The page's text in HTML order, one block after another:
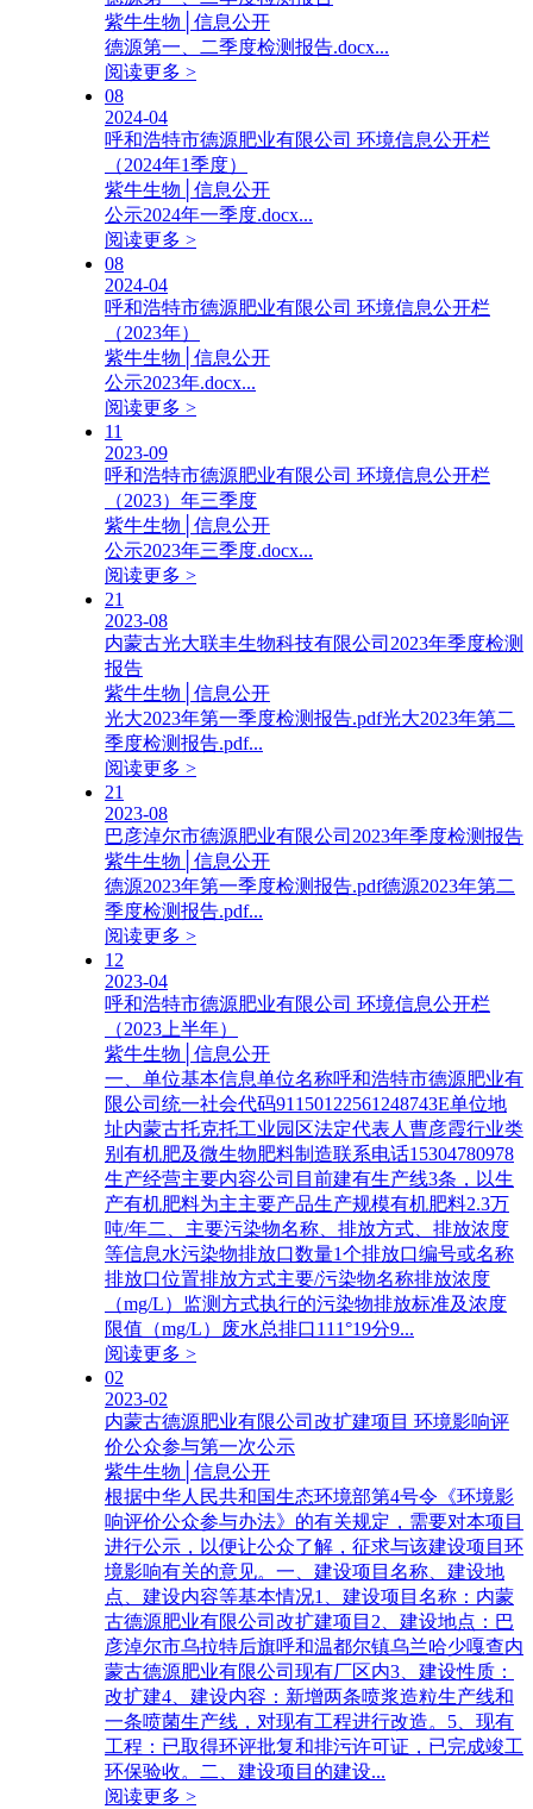
紫牛生物│信息公开
德源第一、二季度检测报告.docx...
阅读更多 >
08
2024-04
呼和浩特市德源肥业有限公司 环境信息公开栏
（2024年1季度）
紫牛生物│信息公开
公示2024年一季度.docx...
阅读更多 >
08
2024-04
呼和浩特市德源肥业有限公司 环境信息公开栏
（2023年）
紫牛生物│信息公开
公示2023年.docx...
阅读更多 >
11
2023-09
呼和浩特市德源肥业有限公司 环境信息公开栏
（2023）年三季度
紫牛生物│信息公开
公示2023年三季度.docx...
阅读更多 >
21
2023-08
内蒙古光大联丰生物科技有限公司2023年季度检测
报告
紫牛生物│信息公开
光大2023年第一季度检测报告.pdf光大2023年第二
季度检测报告.pdf...
阅读更多 >
21
2023-08
巴彦淖尔市德源肥业有限公司2023年季度检测报告
紫牛生物│信息公开
德源2023年第一季度检测报告.pdf德源2023年第二
季度检测报告.pdf...
阅读更多 >
12
2023-04
呼和浩特市德源肥业有限公司 环境信息公开栏
（2023上半年）
紫牛生物│信息公开
一、单位基本信息单位名称呼和浩特市德源肥业有
限公司统一社会代码91150122561248743E单位地
址内蒙古托克托工业园区法定代表人曹彦霞行业类
别有机肥及微生物肥料制造联系电话15304780978
生产经营主要内容公司目前建有生产线3条，以生
产有机肥料为主主要产品生产规模有机肥料2.3万
吨/年二、主要污染物名称、排放方式、排放浓度
等信息水污染物排放口数量1个排放口编号或名称
排放口位置排放方式主要/污染物名称排放浓度
（mg/L）监测方式执行的污染物排放标准及浓度
限值（mg/L）废水总排口111°19分9...
阅读更多 >
02
2023-02
内蒙古德源肥业有限公司改扩建项目 环境影响评
价公众参与第一次公示
紫牛生物│信息公开
根据中华人民共和国生态环境部第4号令《环境影
响评价公众参与办法》的有关规定，需要对本项目
进行公示，以便让公众了解，征求与该建设项目环
境影响有关的意见。一、建设项目名称、建设地
点、建设内容等基本情况1、建设项目名称：内蒙
古德源肥业有限公司改扩建项目2、建设地点：巴
彦淖尔市乌拉特后旗呼和温都尔镇乌兰哈少嘎查内
蒙古德源肥业有限公司现有厂区内3、建设性质：
改扩建4、建设内容：新增两条喷浆造粒生产线和
一条喷菌生产线，对现有工程进行改造。5、现有
工程：已取得环评批复和排污许可证，已完成竣工
环保验收。二、建设项目的建设...
阅读更多 >